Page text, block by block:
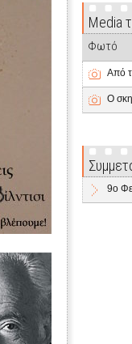
Media
Φωτό
Από
Ο
9ο